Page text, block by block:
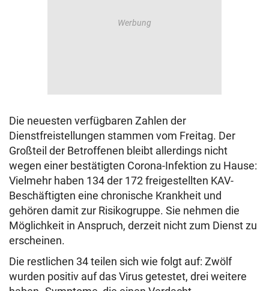
Die neuesten verfügbaren Zahlen der
Dienstfreistellungen stammen vom Freitag. Der
Großteil der Betroffenen bleibt allerdings nicht
wegen einer bestätigten Corona-Infektion zu Hause:
Vielmehr haben 134 der 172 freigestellten KAV-
Beschäftigten eine chronische Krankheit und
gehören damit zur Risikogruppe. Sie nehmen die
Möglichkeit in Anspruch, derzeit nicht zum Dienst zu
erscheinen.
Die restlichen 34 teilen sich wie folgt auf: Zwölf
wurden positiv auf das Virus getestet, drei weitere